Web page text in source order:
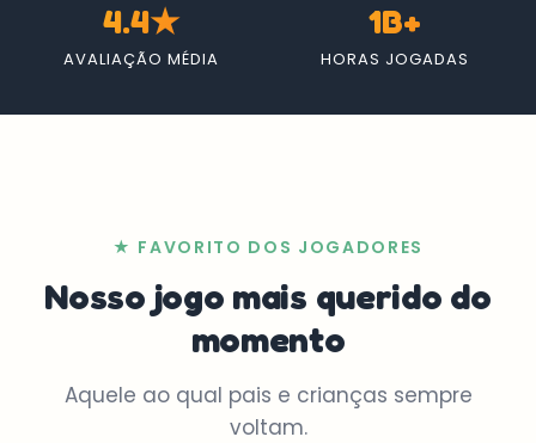
4.4★
AVALIAÇÃO MÉDIA
1B+
HORAS JOGADAS
★ FAVORITO DOS JOGADORES
Nosso jogo mais querido do
momento
Aquele ao qual pais e crianças sempre
voltam.